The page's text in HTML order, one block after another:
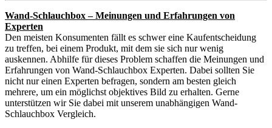
Wand-Schlauchbox – Meinungen und Erfahrungen von
Experten
Den meisten Konsumenten fällt es schwer eine Kaufentscheidung
zu treffen, bei einem Produkt, mit dem sie sich nur wenig
auskennen. Abhilfe für dieses Problem schaffen die Meinungen und
Erfahrungen von Wand-Schlauchbox Experten. Dabei sollten Sie
nicht nur einen Experten befragen, sondern am besten gleich
mehrere, um ein möglichst objektives Bild zu erhalten. Gerne
unterstützen wir Sie dabei mit unserem unabhängigen Wand-
Schlauchbox Vergleich.